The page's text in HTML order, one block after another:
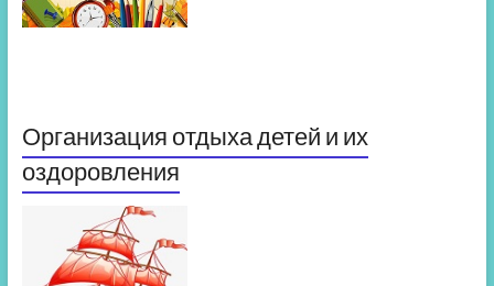
Организация отдыха детей и их
оздоровления